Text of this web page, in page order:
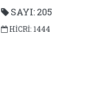
SAYI: 205
HİCRİ: 1444